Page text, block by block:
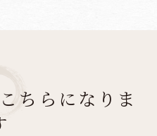
ちらになりま